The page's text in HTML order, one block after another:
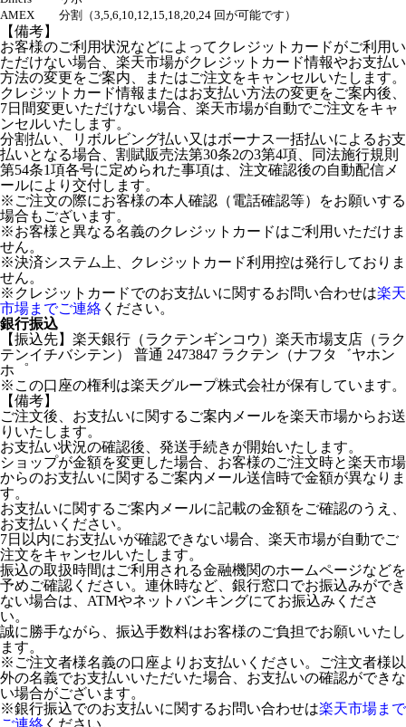
AMEX
分割（3,5,6,10,12,15,18,20,24 回が可能です）
【備考】
お客様のご利用状況などによってクレジットカードがご利用い
ただけない場合、楽天市場がクレジットカード情報やお支払い
方法の変更をご案内、またはご注文をキャンセルいたします。
クレジットカード情報またはお支払い方法の変更をご案内後、
7日間変更いただけない場合、楽天市場が自動でご注文をキャ
ンセルいたします。
分割払い、リボルビング払い又はボーナス一括払いによるお支
払いとなる場合、割賦販売法第30条2の3第4項、同法施行規則
第54条1項各号に定められた事項は、注文確認後の自動配信メ
ールにより交付します。
※ご注文の際にお客様の本人確認（電話確認等）をお願いする
場合もございます。
※お客様と異なる名義のクレジットカードはご利用いただけま
せん。
※決済システム上、クレジットカード利用控は発行しておりま
せん。
※クレジットカードでのお支払いに関するお問い合わせは楽天
市場までご連絡 ください。
銀行振込
【振込先】楽天銀行（ラクテンギンコウ）楽天市場支店（ラク
テンイチバシテン） 普通 2473847 ラクテン（ナフタ゛ヤホン
ホ゜
※この口座の権利は楽天グループ株式会社が保有しています。
【備考】
ご注文後、お支払いに関するご案内メールを楽天市場からお送
りいたします。
お支払い状況の確認後、発送手続きが開始いたします。
ショップが金額を変更した場合、お客様のご注文時と楽天市場
からのお支払いに関するご案内メール送信時で金額が異なりま
す。
お支払いに関するご案内メールに記載の金額をご確認のうえ、
お支払いください。
7日以内にお支払いが確認できない場合、楽天市場が自動でご
注文をキャンセルいたします。
振込の取扱時間はご利用される金融機関のホームページなどを
予めご確認ください。連休時など、銀行窓口でお振込みができ
ない場合は、ATMやネットバンキングにてお振込みくださ
い。
誠に勝手ながら、振込手数料はお客様のご負担でお願いいたし
ます。
※ご注文者様名義の口座よりお支払いください。ご注文者様以
外の名義でお支払いいただいた場合、お支払いの確認ができな
い場合がございます。
※銀行振込でのお支払いに関するお問い合わせは楽天市場まで